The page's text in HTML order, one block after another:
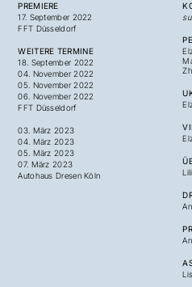
PREMIERE
17. September 2022
FFT Düsseldorf
WEITERE TERMINE
18. September 2022
04. November 2022
05. November 2022
06. November 2022
FFT Düsseldorf
03. März 2023
04. März 2023
05. März 2023
07. März 2023
Autohaus Dresen Köln